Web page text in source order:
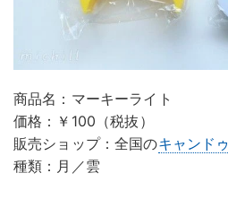
商品名：マーキーライト
価格：￥100（税抜）
販売ショップ：全国のキャンドゥ
種類：月／雲